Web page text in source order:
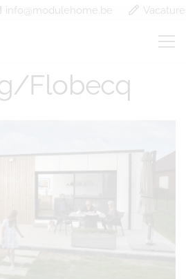
info@modulehome.be
bois
Flobecq